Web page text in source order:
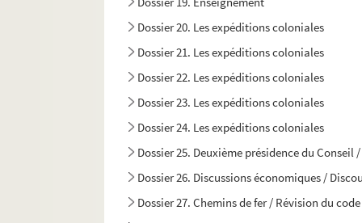
Dossier 20. Les expéditions coloniales
Dossier 21. Les expéditions coloniales
Dossier 22. Les expéditions coloniales
Dossier 23. Les expéditions coloniales
Dossier 24. Les expéditions coloniales
Dossier 25. Deuxième présidence du
Dossier 26. Discussions économiques /
Dossier 27. Chemins de fer / Révision du